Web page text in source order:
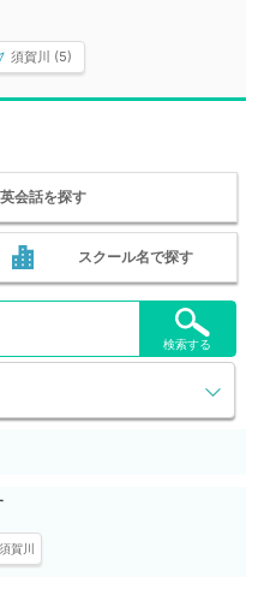
須賀川 (5)
会話を探す
スクール名で探す
検索する
須賀川